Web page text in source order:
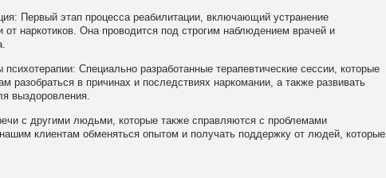
Первый этап процесса реабилитации, включающий устранение
от наркотиков. Она проводится под строгим наблюдением врачей и
Специально разработанные терапевтические сессии, которые
разобраться в причинах и последствиях наркомании, а также развивать
выздоровления.
с другими людьми, которые также справляются с проблемами
клиентам обменяться опытом и получать поддержку от людей, которые